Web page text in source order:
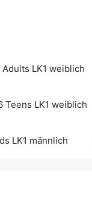
Adults LK1 weiblich
Teens LK1 weiblich
LK1 männlich